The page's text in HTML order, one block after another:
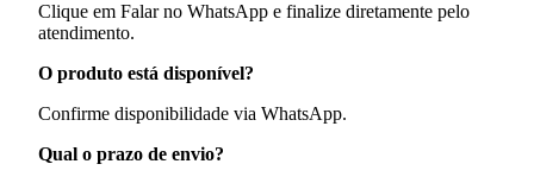
Clique em Falar no WhatsApp e finalize diretamente pelo
atendimento.
O produto está disponível?
Confirme disponibilidade via WhatsApp.
Qual o prazo de envio?